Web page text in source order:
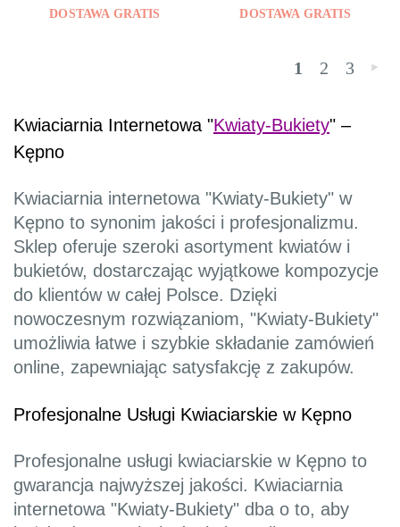
DOSTAWA GRATIS DOSTAWA GRATIS
1 2 3 »
Kwiaciarnia Internetowa "Kwiaty-Bukiety" –
Kępno
Kwiaciarnia internetowa "Kwiaty-Bukiety" w
Kępno to synonim jakości i profesjonalizmu.
Sklep oferuje szeroki asortyment kwiatów i
bukietów, dostarczając wyjątkowe kompozycje
do klientów w całej Polsce. Dzięki
nowoczesnym rozwiązaniom, "Kwiaty-Bukiety"
umożliwia łatwe i szybkie składanie zamówień
online, zapewniając satysfakcję z zakupów.
Profesjonalne Usługi Kwiaciarskie w Kępno
Profesjonalne usługi kwiaciarskie w Kępno to
gwarancja najwyższej jakości. Kwiaciarnia
internetowa "Kwiaty-Bukiety" dba o to, aby